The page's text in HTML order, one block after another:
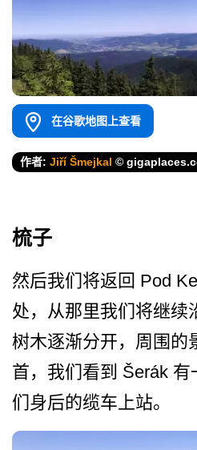
在谷歌地图上查看
作者: Jiří Šmejkal ©
梳子
然后我们将返回 Pod
处，从那里我们将继续­
树木逐渐分开，周围的
首，我们看到 Šerák
们身后的缆车上站。